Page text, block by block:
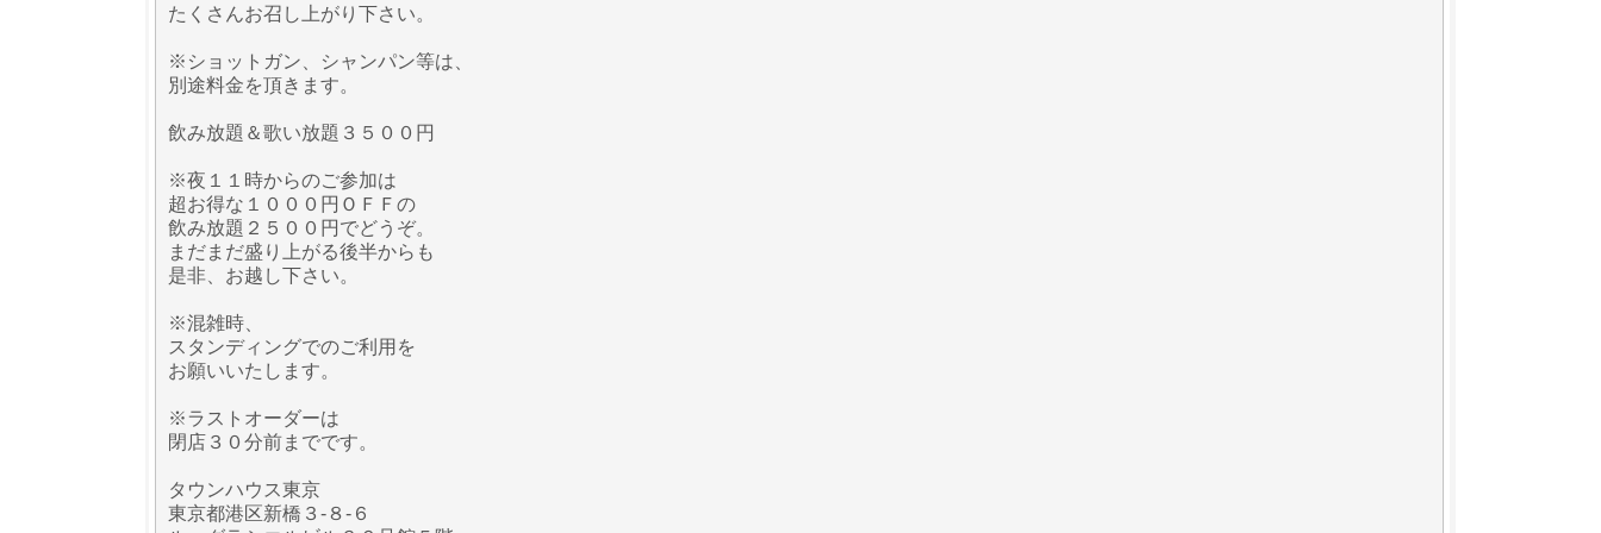
たくさんお召し上がり下さい。
※ショットガン、シャンパン等は、
別途料金を頂きます。
飲み放題＆歌い放題３５００円
※夜１１時からのご参加は
超お得な１０００円ＯＦＦの
飲み放題２５００円でどうぞ。
まだまだ盛り上がる後半からも
是非、お越し下さい。
※混雑時、
スタンディングでのご利用を
お願いいたします。
※ラストオーダーは
閉店３０分前までです。
タウンハウス東京
東京都港区新橋３-８-６